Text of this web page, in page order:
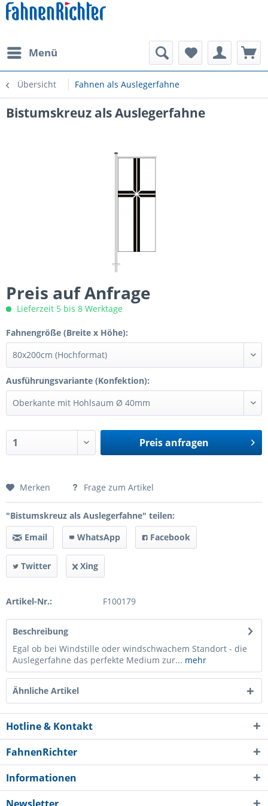
Menü
Übersicht Fahnen als Auslegerfahne
Bistumskreuz als Auslegerfahne
Preis auf Anfrage
Lieferzeit 5 bis 8 Werktage
Fahnengröße (Breite x Höhe):
Ausführungsvariante (Konfektion):
Preis anfragen
Preis anfragen
Merken Frage zum Artikel
"Bistumskreuz als Auslegerfahne" teilen:
Email
WhatsApp Facebook
Twitter Xing
Artikel-Nr.: F100179
Beschreibung
Egal ob bei Windstille oder windschwachem Standort - die
Auslegerfahne das perfekte Medium zur... mehr
Ähnliche Artikel
Hotline & Kontakt
FahnenRichter
Informationen